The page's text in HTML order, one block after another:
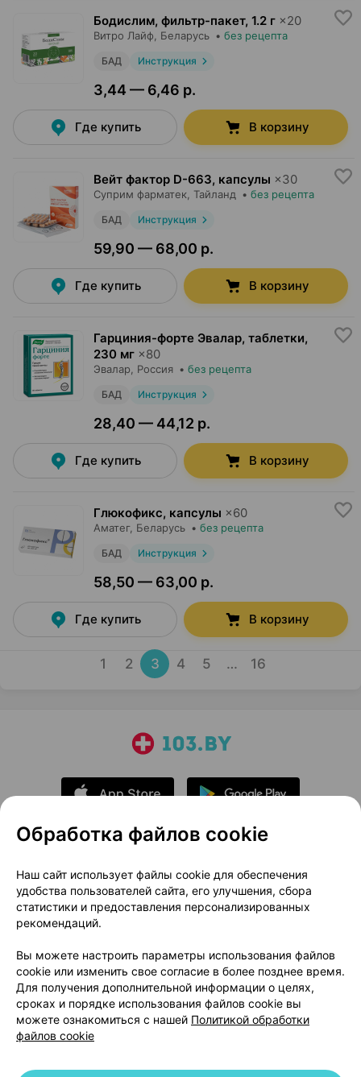
Бодислим, фильтр-пакет, 1.2 г ×20
Витро Лайф , Беларусь • без рецепта
БАД Инструкция
3,44 — 6,46 р.
Где купить В корзину
Вейт фактор D-663, капсулы ×30
Суприм фарматек , Тайланд • без рецепта
БАД Инструкция
59,90 — 68,00 р.
Где купить В корзину
Гарциния-форте Эвалар, таблетки,
230 мг ×80
Эвалар , Россия • без рецепта
БАД Инструкция
28,40 — 44,12 р.
Где купить В корзину
Глюкофикс, капсулы ×60
Аматег, Беларусь • без рецепта
БАД Инструкция
58,50 — 63,00 р.
Где купить В корзину
1 2 3 4 5 … 16
О проекте
Новости проекта
Размещение рекламы
Медицинский маркетинг
Публичный договор
Доставка
Способы оплаты
Вакансии
Партнеры
Написать руководителю 103.by
Написать в поддержку
Персональные настройки Cookie
Обработка файлов cookie
Наш сайт использует файлы cookie для обеспечения
удобства пользователей сайта, его улучшения, сбора
статистики и предоставления персонализированных
рекомендаций.
Вы можете настроить параметры использования файлов
cookie или изменить свое согласие в более позднее время.
Для получения дополнительной информации о целях,
сроках и порядке использования файлов cookie вы
можете ознакомиться с нашей Политикой обработки
файлов cookie